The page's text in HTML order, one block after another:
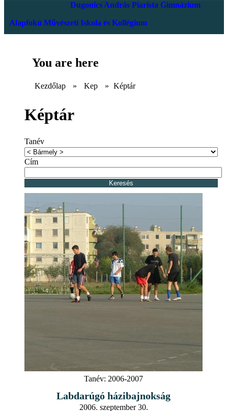
Dugonics András Piarista Gimnázium
Alapfokú Művészeti Iskola és Kollégium
You are here
Kezdőlap » Kep » Képtár
Képtár
Tanév
Cím
Tanév: 2006-2007
Labdarúgó házibajnokság
2006. szeptember 30.